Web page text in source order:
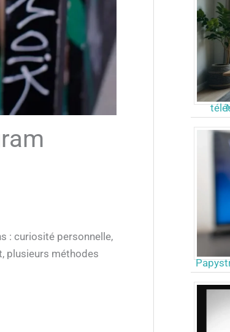
: curiosité personnelle,
plusieurs méthodes